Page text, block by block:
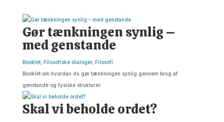
Gør tænkningen synlig –
med genstande
Booklet, Filosofiske dialoger, Filosofi
Booklet om hvordan du gør tænkningen synlig gennem brug af
genstande og fysiske strukturer.
Skal vi beholde ordet?